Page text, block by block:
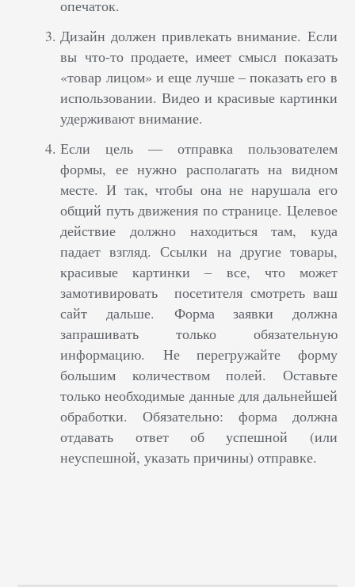
опечаток.
Дизайн должен привлекать внимание. Если
вы что-то продаете, имеет смысл показать
«товар лицом» и еще лучше – показать его в
использовании. Видео и красивые картинки
удерживают внимание.
Если цель — отправка пользователем
формы, ее нужно располагать на видном
месте. И так, чтобы она не нарушала его
общий путь движения по странице. Целевое
действие должно находиться там, куда
падает взгляд. Ссылки на другие товары,
красивые картинки – все, что может
замотивировать посетителя смотреть ваш
сайт дальше. Форма заявки должна
запрашивать только обязательную
информацию. Не перегружайте форму
большим количеством полей. Оставьте
только необходимые данные для дальнейшей
обработки. Обязательно: форма должна
отдавать ответ об успешной (или
неуспешной, указать причины) отправке.